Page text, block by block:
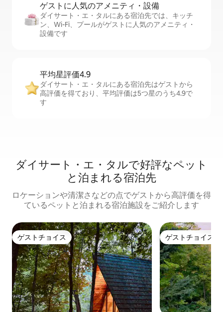
ゲストに人⁠気⁠のア⁠メ⁠ニ⁠テ⁠ィ・設⁠備
ダイサート・エ・タルにある宿泊先では、キッチ
ン、Wi-Fi、プールがゲストに人気のアメニティ・
設備です
平均星評価4.9
ダイサート・エ・タルにある宿泊先はゲストから
高評価を得ており、平均評価は5つ星のうち4.9で
す
ダイサート・エ・タルで好評なペット
と泊まれる宿泊先
ロケーションや清潔さなどの点でゲストから高評価を得
ているペットと泊まれる宿泊施設をご紹介します
ゲストチョイス
ゲストチョイス ゲストチョイス
ゲストチョイス